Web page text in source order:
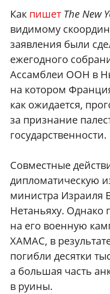
Как пишет The New
видимому
заявления были
ежегодного
Ассамблеи ООН в
на котором
как ожидается,
за признание
государственности.
Совместные
дипломатическую
министра Израиля
Нетаньяху. Однако
на его военную
ХАМАС, в
погибли десятки
а большая часть
в руины.